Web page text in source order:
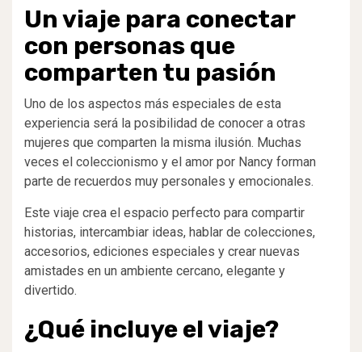
Un viaje para conectar
con personas que
comparten tu pasión
Uno de los aspectos más especiales de esta
experiencia será la posibilidad de conocer a otras
mujeres que comparten la misma ilusión. Muchas
veces el coleccionismo y el amor por Nancy forman
parte de recuerdos muy personales y emocionales.
Este viaje crea el espacio perfecto para compartir
historias, intercambiar ideas, hablar de colecciones,
accesorios, ediciones especiales y crear nuevas
amistades en un ambiente cercano, elegante y
divertido.
¿Qué incluye el viaje?